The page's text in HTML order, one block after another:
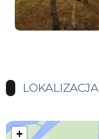
LOKALIZACJA
+